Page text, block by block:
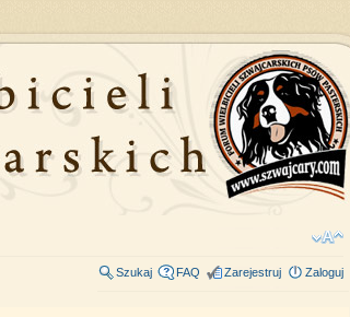
Szukaj FAQ Zarejestruj Zaloguj